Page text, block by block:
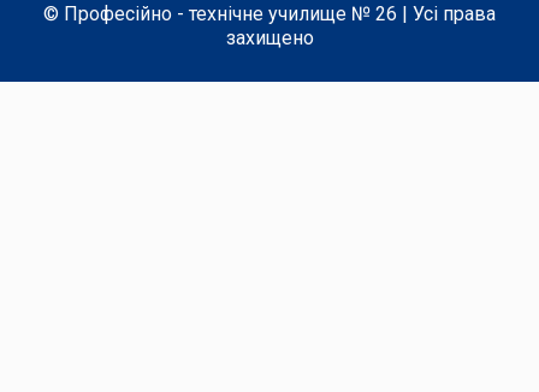
© Професійно - технічне училище № 26 | Усі права
захищено